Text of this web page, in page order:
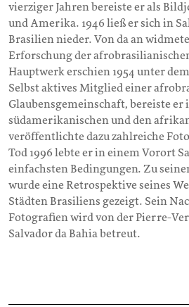
vierziger Jahren bereiste er als
und Amerika. 1946 ließ er sich in
Brasilien nieder. Von da an
Erforschung der
Hauptwerk erschien 1954 unter
Selbst aktives Mitglied einer
Glaubensgemeinschaft, bereiste er
südamerikanischen und den
veröffentlichte dazu zahlreiche
Tod 1996 lebte er in einem Vorort
einfachsten Bedingungen. Zu
wurde eine Retrospektive seines
Städten Brasiliens gezeigt. Sein
Fotografien wird von der Pierre-
Salvador da Bahia betreut.